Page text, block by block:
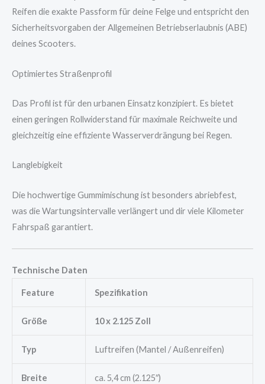
Reifen die exakte Passform für deine Felge und entspricht den
Sicherheitsvorgaben der Allgemeinen Betriebserlaubnis (ABE)
deines Scooters.
Optimiertes Straßenprofil
Das Profil ist für den urbanen Einsatz konzipiert. Es bietet
einen geringen Rollwiderstand für maximale Reichweite und
gleichzeitig eine effiziente Wasserverdrängung bei Regen.
Langlebigkeit
Die hochwertige Gummimischung ist besonders abriebfest,
was die Wartungsintervalle verlängert und dir viele Kilometer
Fahrspaß garantiert.
Technische Daten
Feature Spezifikation
Größe 10 x 2.125 Zoll
Typ Luftreifen (Mantel / Außenreifen)
Breite ca. 5,4 cm (2.125″)